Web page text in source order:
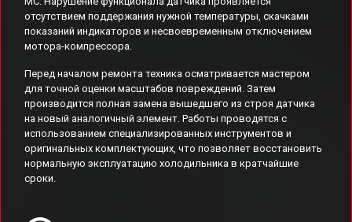
отсутствием поддержания нужной температуры, скачками
показаний индикаторов и несвоевременным отключением
мотора-компрессора.
Перед началом ремонта техника осматривается мастером
для точной оценки масштабов повреждений. Затем
производится полная замена вышедшего из строя датчика
на новый аналогичный элемент. Работы проводятся с
использованием специализированных инструментов и
оригинальных комплектующих, что позволяет восстановить
нормальную эксплуатацию холодильника в кратчайшие
сроки.